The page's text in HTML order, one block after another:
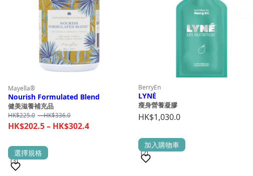
Mayella®
Nourish Formulated Blend
健美滋養補充品
HK$225.0 –HK$336.0
range:
HK$202.5– HK$302.4Price
(3)
選擇規格
This
BerryEn
LYNĖ
瘦身營養凝膠
HK$1,030.0
(2)
加入購物車